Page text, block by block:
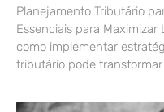
Planejamento Tributário
Essenciais para
como implementar
tributário pode